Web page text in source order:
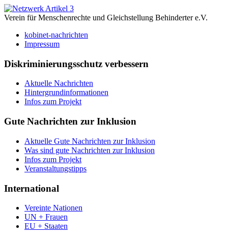
Verein für Menschenrechte und Gleichstellung Behinderter e.V.
kobinet-nachrichten
Impressum
Diskriminierungsschutz verbessern
Aktuelle Nachrichten
Hintergrundinformationen
Infos zum Projekt
Gute Nachrichten zur Inklusion
Aktuelle Gute Nachrichten zur Inklusion
Was sind gute Nachrichten zur Inklusion
Infos zum Projekt
Veranstaltungstipps
International
Vereinte Nationen
UN + Frauen
EU + Staaten